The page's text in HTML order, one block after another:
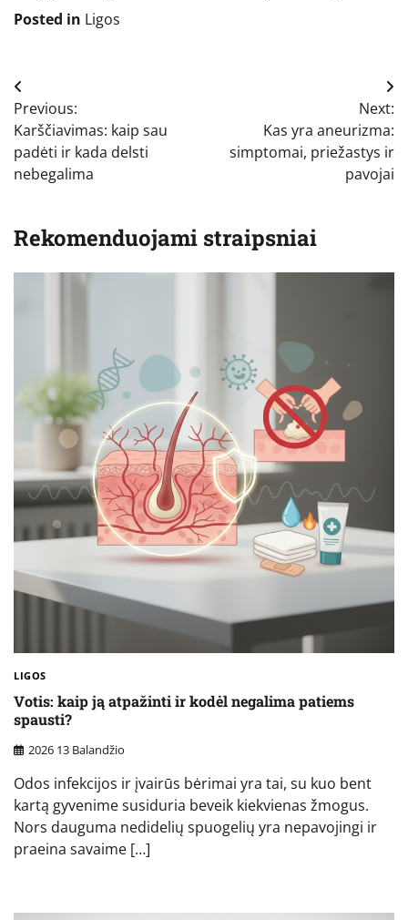
Posted in Ligos
Navigacija
tarp
įrašų
Previous:
Karščiavimas: kaip sau
padėti ir kada delsti
nebegalima
Next:
Kas yra aneurizma:
simptomai, priežastys ir
pavojai
Rekomenduojami straipsniai
LIGOS
Votis: kaip ją atpažinti ir kodėl negalima patiems
spausti?
2026 13 Balandžio
Odos infekcijos ir įvairūs bėrimai yra tai, su kuo bent
kartą gyvenime susiduria beveik kiekvienas žmogus.
Nors dauguma nedidelių spuogelių yra nepavojingi ir
praeina savaime […]